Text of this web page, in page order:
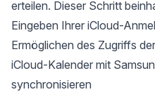
erteilen. Dieser Schritt
Eingeben Ihrer iCloud-
Ermöglichen des Zugriffs
iCloud-Kalender mit
synchronisieren